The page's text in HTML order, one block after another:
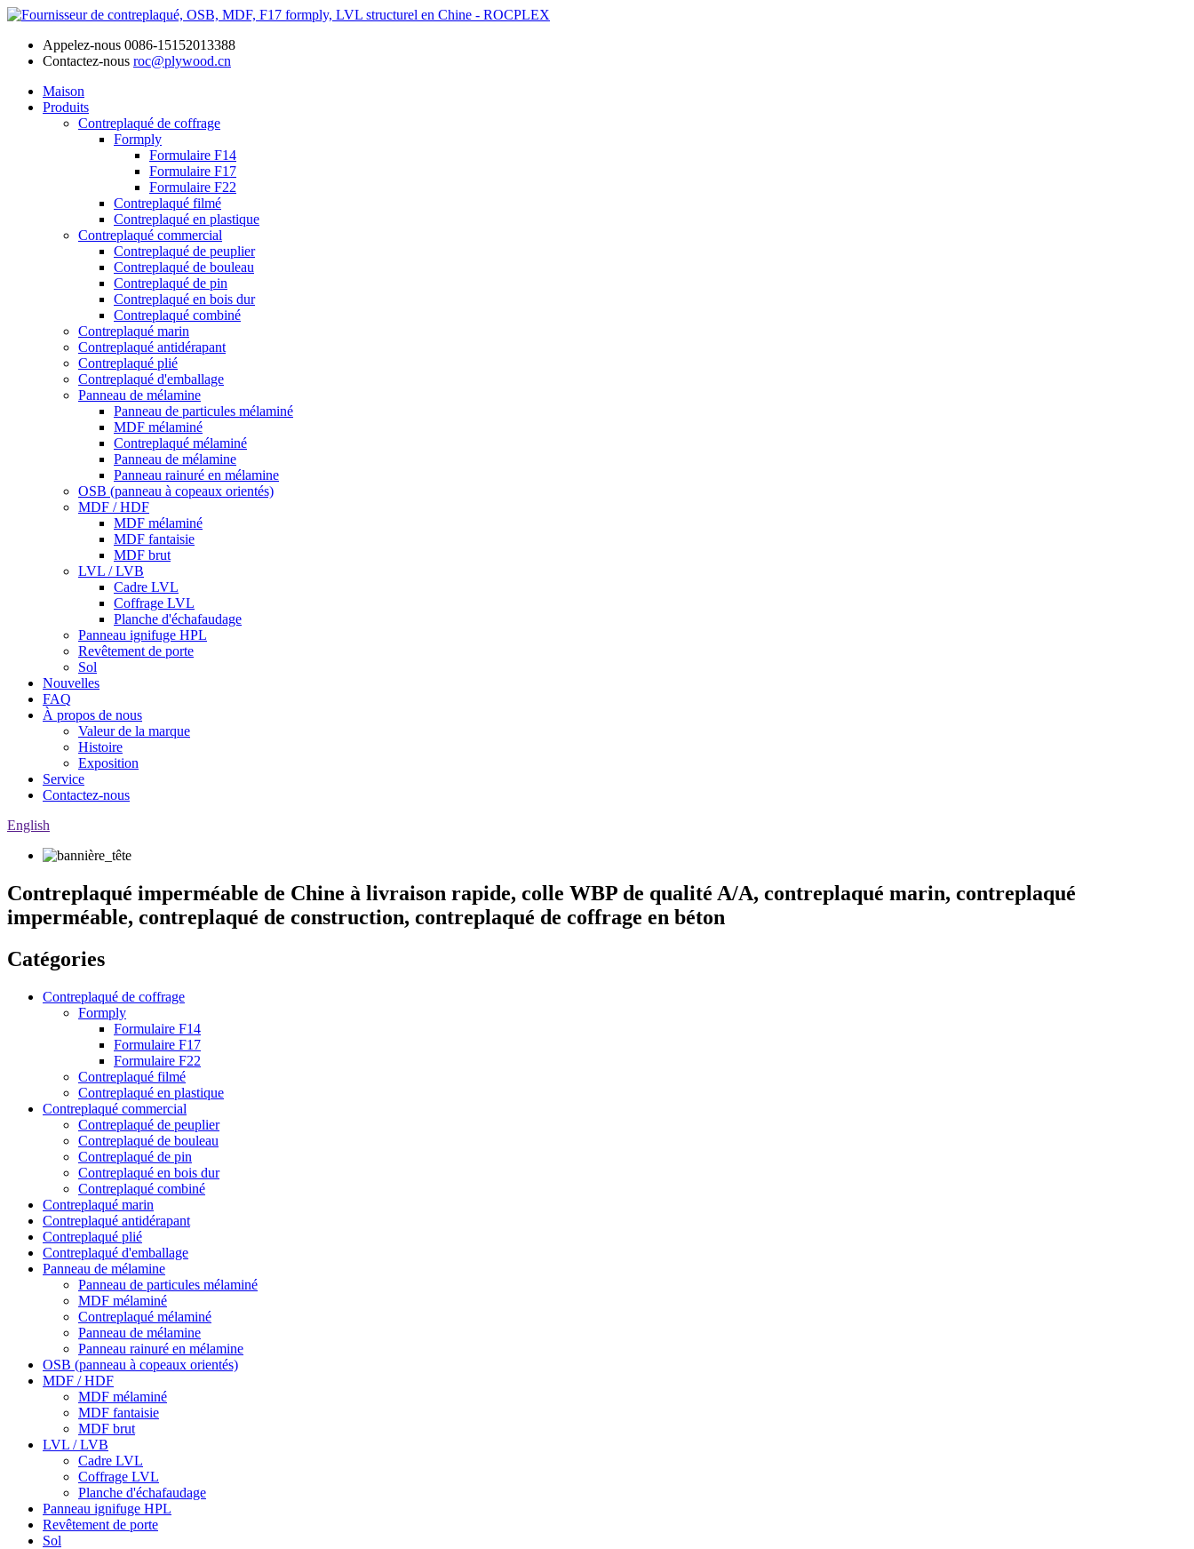
Appelez-nous 0086-15152013388
Contactez-nous roc@plywood.cn
Maison
Produits
Contreplaqué de coffrage
Formply
Formulaire F14
Formulaire F17
Formulaire F22
Contreplaqué filmé
Contreplaqué en plastique
Contreplaqué commercial
Contreplaqué de peuplier
Contreplaqué de bouleau
Contreplaqué de pin
Contreplaqué en bois dur
Contreplaqué combiné
Contreplaqué marin
Contreplaqué antidérapant
Contreplaqué plié
Contreplaqué d'emballage
Panneau de mélamine
Panneau de particules mélaminé
MDF mélaminé
Contreplaqué mélaminé
Panneau de mélamine
Panneau rainuré en mélamine
OSB (panneau à copeaux orientés)
MDF / HDF
MDF mélaminé
MDF fantaisie
MDF brut
LVL / LVB
Cadre LVL
Coffrage LVL
Planche d'échafaudage
Panneau ignifuge HPL
Revêtement de porte
Sol
Nouvelles
FAQ
À propos de nous
Valeur de la marque
Histoire
Exposition
Service
Contactez-nous
English
Contreplaqué imperméable de Chine à livraison rapide, colle WBP de qualité A/A, contreplaqué marin, contreplaqué
imperméable, contreplaqué de construction, contreplaqué de coffrage en béton
Catégories
Contreplaqué de coffrage
Formply
Formulaire F14
Formulaire F17
Formulaire F22
Contreplaqué filmé
Contreplaqué en plastique
Contreplaqué commercial
Contreplaqué de peuplier
Contreplaqué de bouleau
Contreplaqué de pin
Contreplaqué en bois dur
Contreplaqué combiné
Contreplaqué marin
Contreplaqué antidérapant
Contreplaqué plié
Contreplaqué d'emballage
Panneau de mélamine
Panneau de particules mélaminé
MDF mélaminé
Contreplaqué mélaminé
Panneau de mélamine
Panneau rainuré en mélamine
OSB (panneau à copeaux orientés)
MDF / HDF
MDF mélaminé
MDF fantaisie
MDF brut
LVL / LVB
Cadre LVL
Coffrage LVL
Planche d'échafaudage
Panneau ignifuge HPL
Revêtement de porte
Sol